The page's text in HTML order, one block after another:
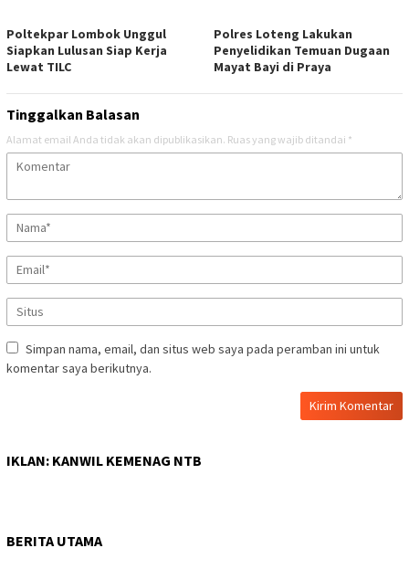
Poltekpar Lombok Unggul
Siapkan Lulusan Siap Kerja
Lewat TILC
Polres Loteng Lakukan
Penyelidikan Temuan Dugaan
Mayat Bayi di Praya
Tinggalkan Balasan
Alamat email Anda tidak akan dipublikasikan. Ruas yang wajib ditandai *
Simpan nama, email, dan situs web saya pada peramban ini untuk
komentar saya berikutnya.
IKLAN: KANWIL KEMENAG NTB
BERITA UTAMA